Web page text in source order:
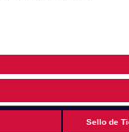
Sello de